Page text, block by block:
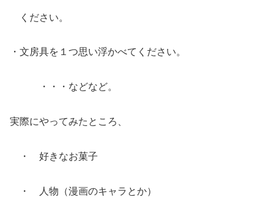
ください。
・文房具を１つ思い浮かべてください。
・・・などなど。
実際にやってみたところ、
・ 好きなお菓子
・ 人物（漫画のキャラとか）